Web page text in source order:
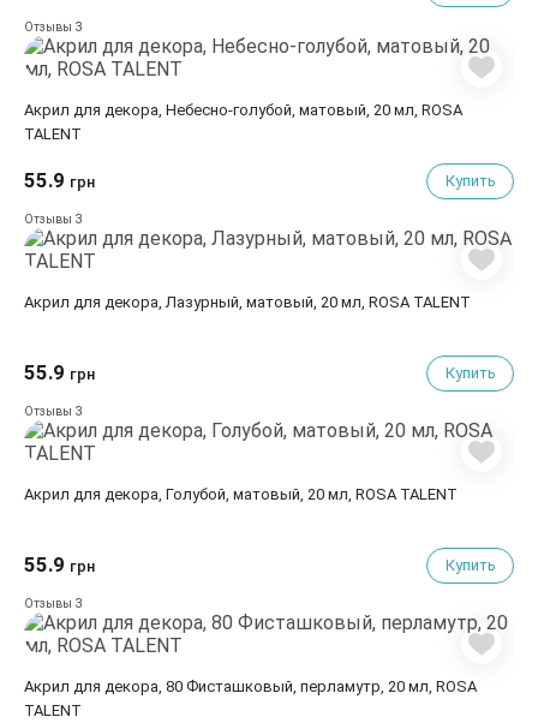
Отзывы 3
Акрил для декора, Небесно-голубой, матовый, 20 мл, ROSA
TALENT
55.9 грн Купить
Отзывы 3
Акрил для декора, Лазурный, матовый, 20 мл, ROSA TALENT
55.9 грн Купить
Отзывы 3
Акрил для декора, Голубой, матовый, 20 мл, ROSA TALENT
55.9 грн Купить
Отзывы 3
Акрил для декора, 80 Фисташковый, перламутр, 20 мл, ROSA
TALENT